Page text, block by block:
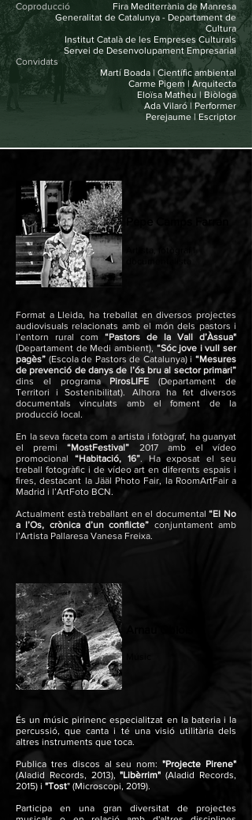
Coproducció
Convidats
Fira Mediterrània de Manresa
Generalitat de Catalunya - Departament de
Cultura
Institut Català de les Empreses Culturals
Servei de Desenvolupament Empresarial
Martí Boada | Científic ambiental
Carme Pigem | Arquitecta
Eloïsa Matheu | Biòloga
Ada Vilaró | Performer
Perejaume | Escriptor
Pepe Camps Farran
Artista, fotògraf i
Format a Lleida, ha treballat en diversos projectes
audiovisuals relacionats amb el món dels pastors i
l’entorn rural com “Pastors de la Vall d’Àssua"
(Departament de Medi ambient), “Sóc jove i vull ser
pagès” (Escola de Pastors de Catalunya) i “Mesures
de prevenció de danys de l’ós bru al sector primari”
dins el programa PirosLIFE (Departament de
Territori i Sostenibilitat). Alhora ha fet diversos
documentals vinculats amb el foment de la
producció local.
En la seva faceta com a artista i fotògraf, ha guanyat
el premi“MostFestival” 2017 amb el vídeo
promocional “Habitació, 16”. Ha exposat el seu
treball fotogràfic i de vídeo art en diferents espais i
fires, destacant la Jääl Photo Fair, la RoomArtFair a
Madrid i l’ArtFoto BCN.
Actualment està treballant en el documental“El No
a l’Os, crònica d’un conflicte” conjuntament amb
l’Artista Pallaresa Vanesa Freixa.
És un músic pirinenc especialitzat en la bateria i la
percussió, que canta i té una visió utilitària dels
altres instruments que toca.
Publica tres discos al seu nom:"Projecte Pirene"
(Aladid Records, 2013),"Libèrrim"(Aladid Records,
2015) i "Tost" (Microscopi, 2019).
Participa en una gran diversitat de projectes